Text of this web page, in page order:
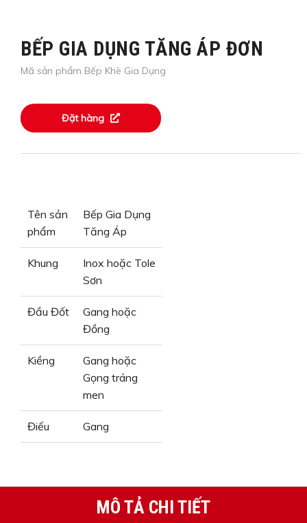
BẾP GIA DỤNG TĂNG ÁP ĐƠN
Mã sản phẩm Bếp Khè Gia Dụng
Đặt hàng
Tên sản
phẩm
Bếp Gia Dụng
Tăng Áp
Khung
Inox hoặc Tole
Sơn
Đầu Đốt
Gang hoặc
Đồng
Kiềng
Gang hoặc
Gọng tráng
men
Điếu Gang
MÔ TẢ CHI TIẾT